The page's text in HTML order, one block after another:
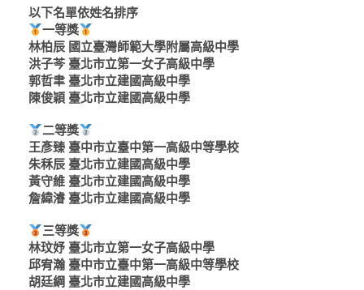
以下名單依姓名排序
一等獎
林柏辰 國立臺灣師範大學附屬高級中學
洪子芩 臺北市立第一女子高級中學
郭哲聿 臺北市立建國高級中學
陳俊穎 臺北市立建國高級中學
二等獎
王彥臻 臺中市立臺中第一高級中等學校
朱秝辰 臺北市立建國高級中學
黃守維 臺北市立建國高級中學
詹緯濬 臺北市立建國高級中學
三等獎
林玟妤 臺北市立第一女子高級中學
邱宥瀚 臺中市立臺中第一高級中等學校
胡廷綱 臺北市立建國高級中學